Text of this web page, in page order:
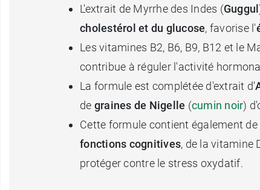
L'extrait de Myrrhe des Indes (Guggul
cholestérol et du glucose, favorise l'
Les vitamines B2, B6, B9, B12 et le
contribue à réguler l'activité
La formule est complétée d'extrait d'
de graines de Nigelle (cumin noir)
Cette formule contient également de
fonctions cognitives, de la vitamine
protéger contre le stress oxydatif.